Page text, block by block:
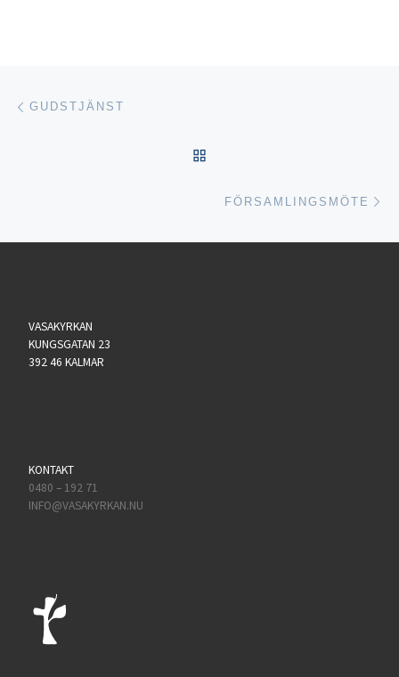
Inläggsnavigering
GUDSTJÄNST
FÖRSAMLINGSMÖTE
VASAKYRKAN
KUNGSGATAN 23
392 46 KALMAR
KONTAKT
0480 – 192 71
INFO@VASAKYRKAN.NU